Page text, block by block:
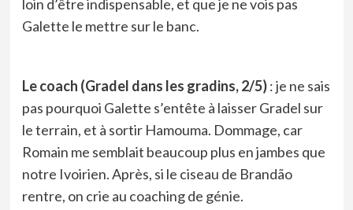
loin d’être indispensable, et que je ne vois pas
Galette le mettre sur le banc.
Le coach (Gradel dans les gradins, 2/5): je ne sais
pas pourquoi Galette s’entête à laisser Gradel sur
le terrain, et à sortir Hamouma. Dommage, car
Romain me semblait beaucoup plus en jambes que
notre Ivoirien. Après, si le ciseau de Brandão
rentre, on crie au coaching de génie.